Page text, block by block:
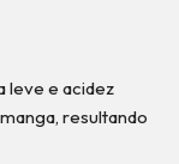
leve e acidez
resultando